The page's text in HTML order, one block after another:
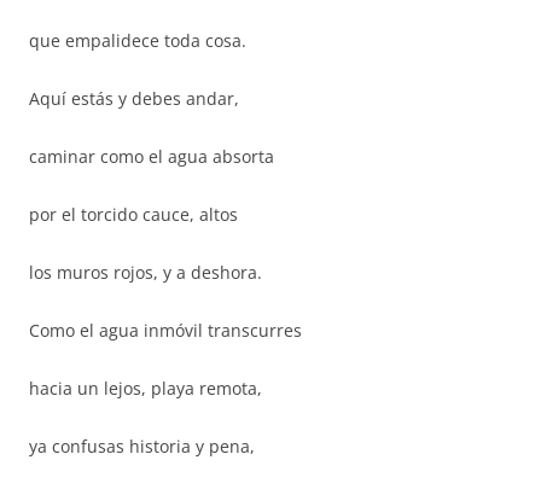
que empalidece toda cosa.
Aquí estás y debes andar,
caminar como el agua absorta
por el torcido cauce, altos
los muros rojos, y a deshora.
Como el agua inmóvil transcurres
hacia un lejos, playa remota,
ya confusas historia y pena,